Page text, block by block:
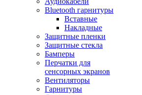
Bluetooth гарнитуры
Вставные
Накладные
Защитные пленки
Защитные стекла
Бамперы
Перчатки для
сенсорных экранов
Вентиляторы
Гарнитуры